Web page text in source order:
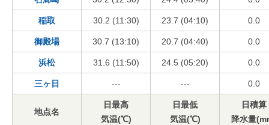
稲取 30.2 (11:30) 23.7 (04:10) 0.0
御殿場 30.7 (13:10) 20.7 (04:40) 0.0
浜松 31.6 (11:50) 24.5 (05:20) 0.0
三ヶ日 --- --- 0.0
地点名
日最高
気温(℃)
日最低
気温(℃)
日積算
降水量